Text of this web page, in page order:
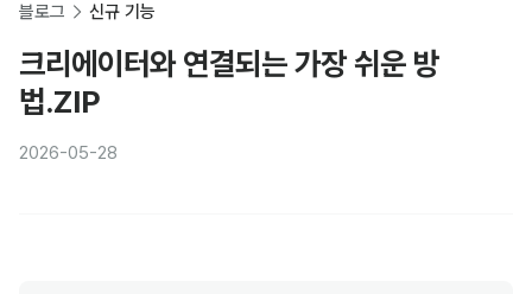
블로그 신규 기능
크리에이터와 연결되는 가장 쉬운 방
법.ZIP
2026-05-28